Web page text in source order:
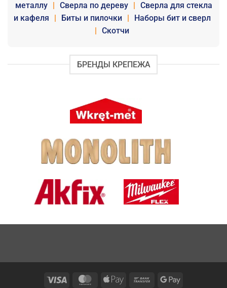
металлу
| Сверла по дереву | Сверла для стекла
и кафеля
| Биты и пилочки |
Наборы бит и сверл
| Скотчи
БРЕНДЫ КРЕПЕЖА
Visa MasterCardApple
Bank
Google